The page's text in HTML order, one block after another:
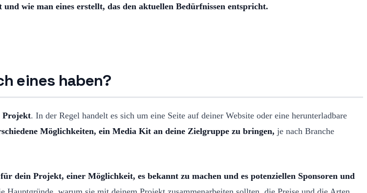
wie man eines erstellt, das den aktuellen Bedürfnissen entspricht.
eines haben?
Projekt. In der Regel handelt es sich um eine Seite auf deiner Website oder eine herunterladbare
Möglichkeiten, ein Media Kit an deine Zielgruppe zu bringen, je nach Branche
dein Projekt, einer Möglichkeit, es bekannt zu machen und es potenziellen Sponsoren und